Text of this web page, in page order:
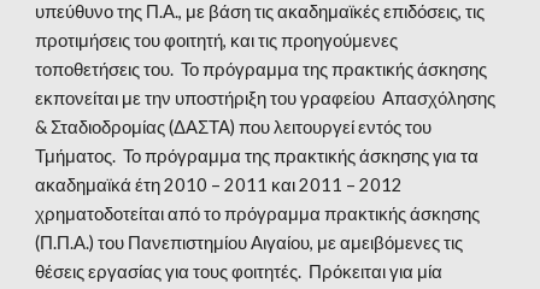
υπεύθυνο της Π.Α., με βάση τις ακαδημαϊκές επιδόσεις, τις
προτιμήσεις του φοιτητή, και τις προηγούμενες
τοποθετήσεις του. Το πρόγραμμα της πρακτικής άσκησης
εκπονείται με την υποστήριξη του γραφείου Απασχόλησης
& Σταδιοδρομίας (ΔΑΣΤΑ) που λειτουργεί εντός του
Τμήματος. Το πρόγραμμα της πρακτικής άσκησης για τα
ακαδημαϊκά έτη 2010 – 2011 και 2011 – 2012
χρηματοδοτείται από το πρόγραμμα πρακτικής άσκησης
(Π.Π.Α.) του Πανεπιστημίου Αιγαίου, με αμειβόμενες τις
θέσεις εργασίας για τους φοιτητές. Πρόκειται για μία